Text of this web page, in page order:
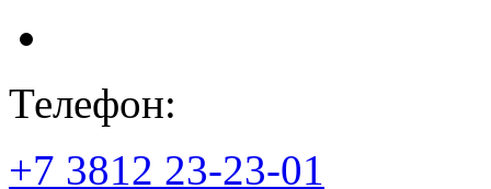
Телефон:
+7 3812 23-23-01